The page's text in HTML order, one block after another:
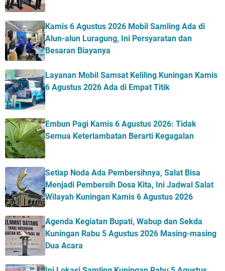
Kamis 6 Agustus 2026 Mobil Samling Ada di
Alun-alun Luragung, Ini Persyaratan dan
Besaran Biayanya
Layanan Mobil Samsat Keliling Kuningan Kamis
6 Agustus 2026 Ada di Empat Titik
Embun Pagi Kamis 6 Agustus 2026: Tidak
Semua Keterlambatan Berarti Kegagalan
Setiap Noda Ada Pembersihnya, Salat Bisa
Menjadi Pembersih Dosa Kita, Ini Jadwal Salat
Wilayah Kuningan Kamis 6 Agustus 2026
Agenda Kegiatan Bupati, Wabup dan Sekda
Kuningan Rabu 5 Agustus 2026 Masing-masing
Dua Acara